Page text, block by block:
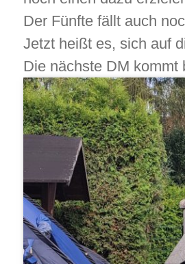
Der Fünfte fällt auch
Jetzt heißt es, sich auf
Die nächste DM kommt